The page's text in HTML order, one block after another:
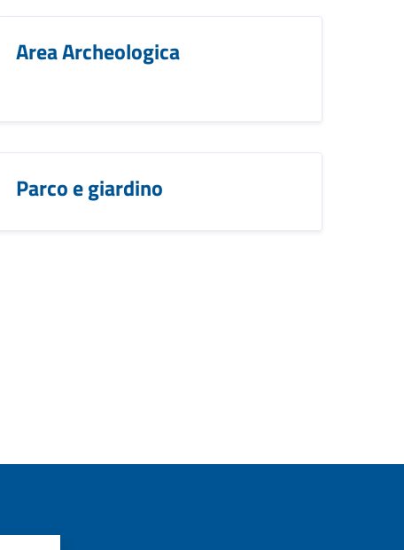
Area Archeologica
Parco e giardino